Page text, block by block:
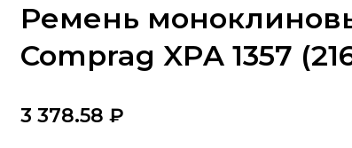
Ремень
Comprag XРA 1357
3 378.58 ₽